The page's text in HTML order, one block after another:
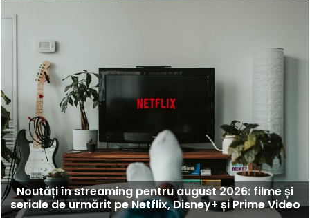
Noutăți în streaming pentru august 2026: filme și
seriale de urmărit pe Netflix, Disney+ și Prime Video